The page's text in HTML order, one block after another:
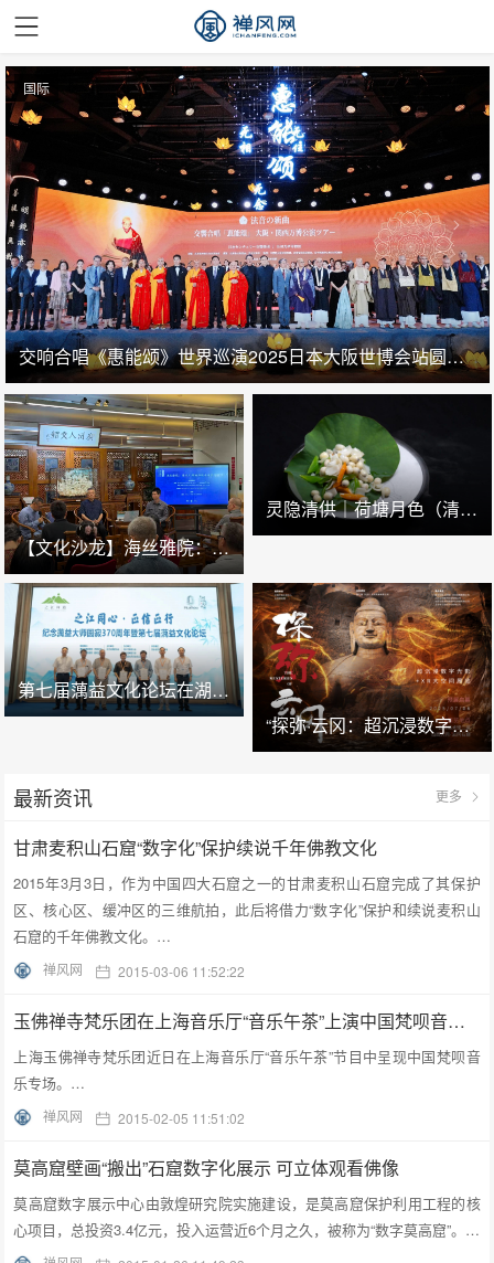
交响合唱《惠能颂》世界巡演2025日本大阪世博会站圆满成功
国际
【文化沙龙】海丝雅院：清代广州的海幢寺及外销画
灵隐清供｜​荷塘月色（清炒西湖莲子）
第七届蕅益文化论坛在湖州安吉举办
“探弥·云冈：超沉浸数字光影+XR大空间展览”预展在云冈石窟云冈美术馆启幕
最新资讯 更多
甘肃麦积山石窟“数字化”保护续说千年佛教文化
2015年3月3日，作为中国四大石窟之一的甘肃麦积山石窟完成了其保护
区、核心区、缓冲区的三维航拍，此后将借力“数字化”保护和续说麦积山
石窟的千年佛教文化。…
禅风网 2015-03-06 11:52:22
玉佛禅寺梵乐团在上海音乐厅“音乐午茶”上演中国梵呗音乐专场
上海玉佛禅寺梵乐团近日在上海音乐厅“音乐午茶”节目中呈现中国梵呗音
乐专场。…
禅风网 2015-02-05 11:51:02
莫高窟壁画“搬出”石窟数字化展示 可立体观看佛像
莫高窟数字展示中心由敦煌研究院实施建设，是莫高窟保护利用工程的核
心项目，总投资3.4亿元，投入运营近6个月之久，被称为“数字莫高窟”。…